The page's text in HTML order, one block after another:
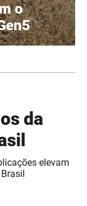
o
da
elevam